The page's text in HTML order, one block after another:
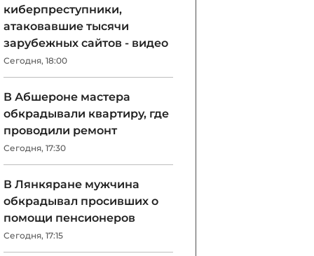
киберпреступники,
атаковавшие тысячи
зарубежных сайтов - видео
Сегодня, 18:00
В Абшероне мастера
обкрадывали квартиру, где
проводили ремонт
Сегодня, 17:30
В Лянкяране мужчина
обкрадывал просивших о
помощи пенсионеров
Сегодня, 17:15